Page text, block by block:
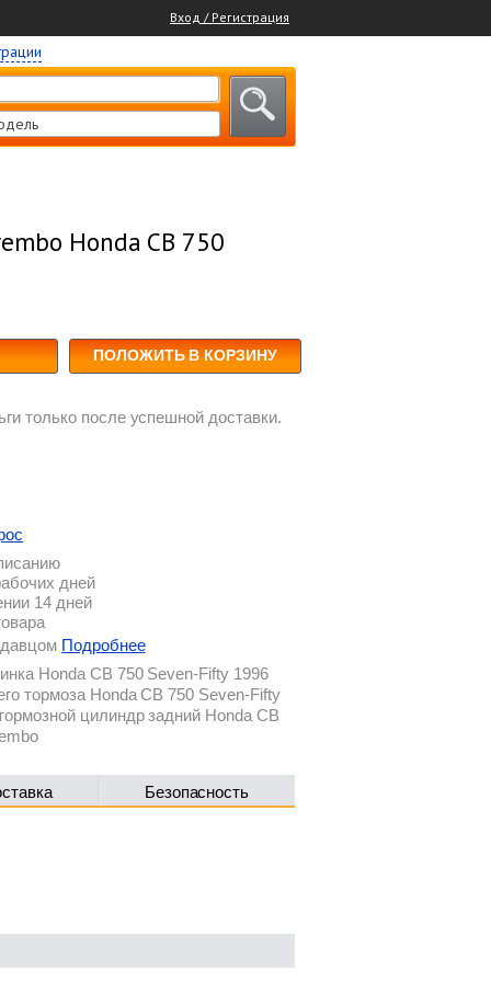
Вход / Регистрация
Honda CB 750
ПОЛОЖИТЬ В КОРЗИНУ
только после успешной доставки.
дней
14 дней
Подробнее
Honda CB 750 Seven-Fifty 1996
тормоза Honda CB 750 Seven-Fifty
цилиндр задний Honda CB
Безопасность